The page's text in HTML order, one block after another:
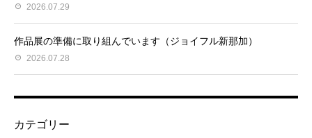
2026.07.29
作品展の準備に取り組んでいます（ジョイフル新那加）
2026.07.28
カテゴリー